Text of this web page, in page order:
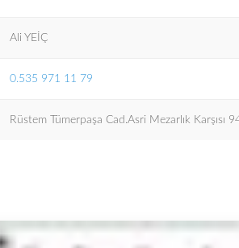
Ali YEİÇ
0.535 971 11 79
Rüstem Tümerpaşa Cad.Asri Mezarlık Karşısı